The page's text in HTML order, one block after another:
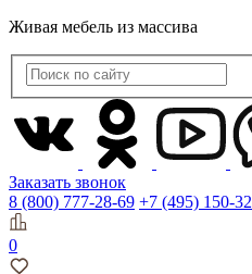
Живая мебель из массива
Заказать звонок
8 (800) 777-28-69 +7 (495) 150-
0